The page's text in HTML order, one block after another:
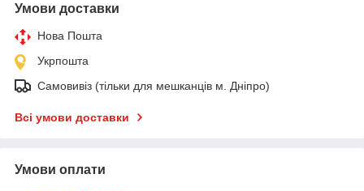
Умови доставки
Нова Пошта
Укрпошта
Самовивіз (тільки для мешканців м. Дніпро)
Всі умови доставки
Умови оплати